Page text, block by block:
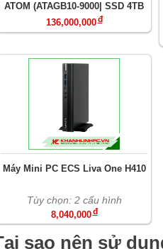
ATOM (ATAGB10-9000| SSD 4TB
Gen5)
136,000,000đ
Máy Mini PC ECS Liva One H410
Tùy chọn: 2 cấu hình
8,040,000đ
sao nên sử